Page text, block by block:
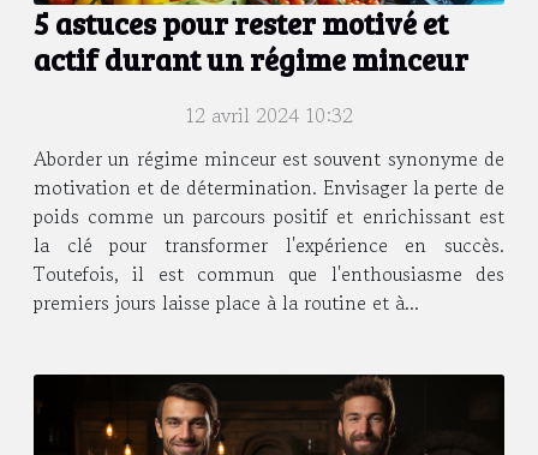
5 astuces pour rester motivé et
actif durant un régime minceur
12 avril 2024 10:32
Aborder un régime minceur est souvent synonyme de
motivation et de détermination. Envisager la perte de
poids comme un parcours positif et enrichissant est
la clé pour transformer l'expérience en succès.
Toutefois, il est commun que l'enthousiasme des
premiers jours laisse place à la routine et à...